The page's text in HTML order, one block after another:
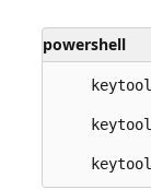
powershell